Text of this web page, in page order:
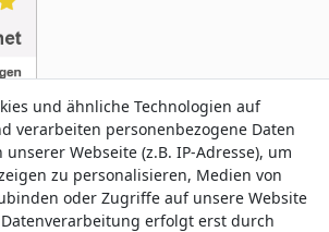
und ähnliche Technologien auf
verarbeiten personenbezogene Daten
Webseite (z.B. IP-Adresse), um
zu personalisieren, Medien von
oder Zugriffe auf unsere Website
erfolgt erst durch